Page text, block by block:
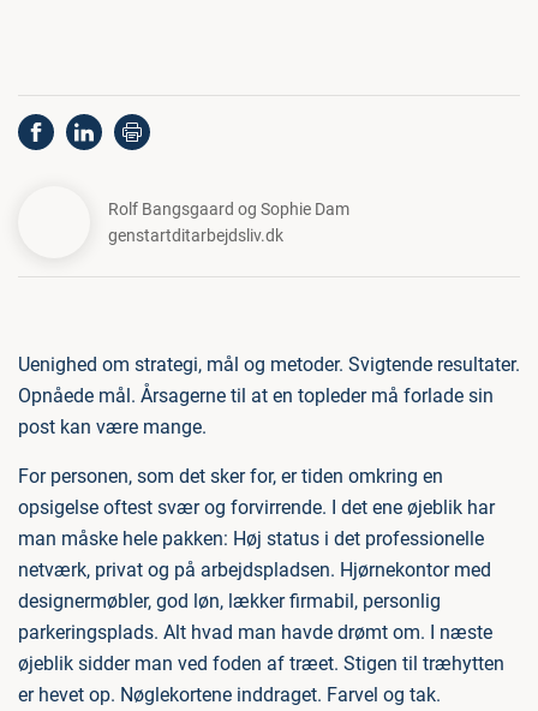
Rolf Bangsgaard og Sophie Dam
genstartditarbejdsliv.dk
Uenighed om strategi, mål og metoder. Svigtende resultater.
Opnåede mål. Årsagerne til at en topleder må forlade sin
post kan være mange.
For personen, som det sker for, er tiden omkring en
opsigelse oftest svær og forvirrende. I det ene øjeblik har
man måske hele pakken: Høj status i det professionelle
netværk, privat og på arbejdspladsen. Hjørnekontor med
designermøbler, god løn, lækker firmabil, personlig
parkeringsplads. Alt hvad man havde drømt om. I næste
øjeblik sidder man ved foden af træet. Stigen til træhytten
er hevet op. Nøglekortene inddraget. Farvel og tak.